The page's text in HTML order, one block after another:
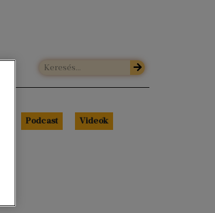
Podcast Videók